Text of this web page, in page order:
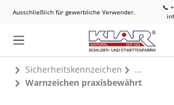
Ausschließlich für gewerbliche Verwender.
📞
Sicherheitskennzeichen
Warnzeichen praxisbewährt